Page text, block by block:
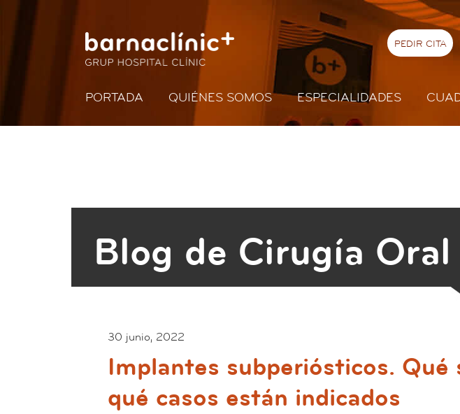
PEDIR CITA
PORTADA QUIÉNES SOMOS ESPECIALIDADES
Blog de Cirugía
30 junio, 2022
Implantes subperiósticos. Qué
qué casos están indicados